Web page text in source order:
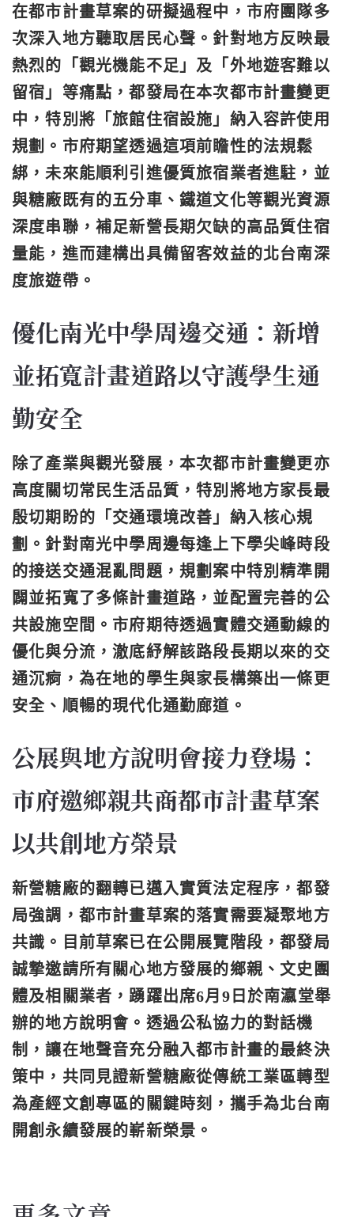
在都市計畫草案的研擬過程中，市府團隊多
次深入地方聽取居民心聲。針對地方反映最
熱烈的「觀光機能不足」及「外地遊客難以
留宿」等痛點，都發局在本次都市計畫變更
中，特別將「旅館住宿設施」納入容許使用
規劃。市府期望透過這項前瞻性的法規鬆
綁，未來能順利引進優質旅宿業者進駐，並
與糖廠既有的五分車、鐵道文化等觀光資源
深度串聯，補足新營長期欠缺的高品質住宿
量能，進而建構出具備留客效益的北台南深
度旅遊帶。
優化南光中學周邊交通：新增
並拓寬計畫道路以守護學生通
勤安全
除了產業與觀光發展，本次都市計畫變更亦
高度關切常民生活品質，特別將地方家長最
殷切期盼的「交通環境改善」納入核心規
劃。針對南光中學周邊每逢上下學尖峰時段
的接送交通混亂問題，規劃案中特別精準開
闢並拓寬了多條計畫道路，並配置完善的公
共設施空間。市府期待透過實體交通動線的
優化與分流，澈底紓解該路段長期以來的交
通沉痾，為在地的學生與家長構築出一條更
安全、順暢的現代化通勤廊道。
公展與地方說明會接力登場：
市府邀鄉親共商都市計畫草案
以共創地方榮景
新營糖廠的翻轉已邁入實質法定程序，都發
局強調，都市計畫草案的落實需要凝聚地方
共識。目前草案已在公開展覽階段，都發局
誠摯邀請所有關心地方發展的鄉親、文史團
體及相關業者，踴躍出席6月9日於南瀛堂舉
辦的地方說明會。透過公私協力的對話機
制，讓在地聲音充分融入都市計畫的最終決
策中，共同見證新營糖廠從傳統工業區轉型
為產經文創專區的關鍵時刻，攜手為北台南
開創永續發展的嶄新榮景。